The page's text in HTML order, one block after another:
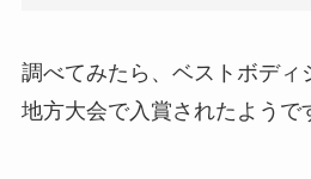
調べてみたら、ベストボディ
地方大会で入賞されたようで